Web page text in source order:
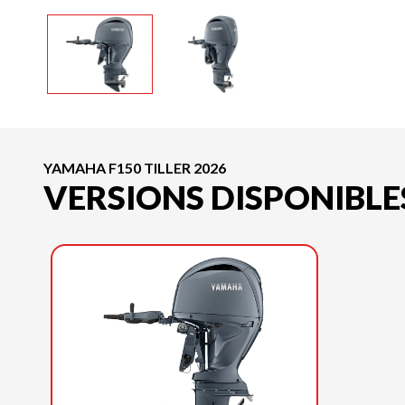
YAMAHA F150 TILLER 2026
VERSIONS